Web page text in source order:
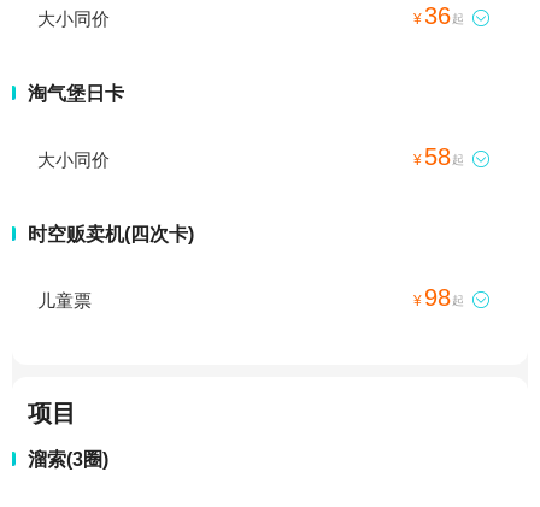
大小同价 ¥36起 
淘气堡日卡
大小同价 ¥ 58起 
时空贩卖机(四次卡)
儿童票 ¥ 98起 
项目
溜索(3圈)